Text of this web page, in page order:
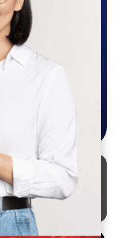
Play –
мобильном
аккаунта